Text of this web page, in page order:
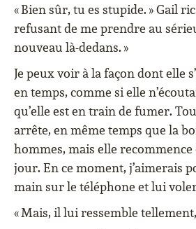
« Bien sûr, tu es stupide. » Gail
refusant de me prendre au
nouveau là-dedans. »
Je peux voir à la façon dont elle
en temps, comme si elle
qu’elle est en train de fumer.
arrête, en même temps que la
hommes, mais elle
jour. En ce moment, j’aimerais
main sur le téléphone et lui
« Mais, il lui ressemble tellement,